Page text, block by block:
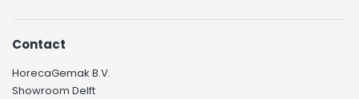
Contact
HorecaGemak B.V.
Showroom Delft